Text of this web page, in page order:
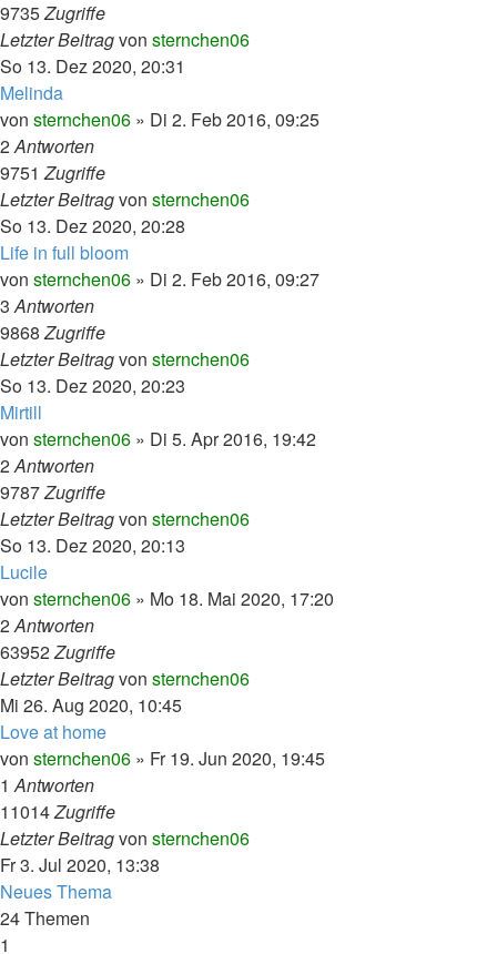
9735Zugriffe
Letzter Beitragvon sternchen06
So 13. Dez 2020, 20:31
Melinda
von sternchen06 » Di 2. Feb 2016, 09:25
2Antworten
9751Zugriffe
Letzter Beitragvon sternchen06
So 13. Dez 2020, 20:28
Life in full bloom
von sternchen06 » Di 2. Feb 2016, 09:27
3Antworten
9868Zugriffe
Letzter Beitragvon sternchen06
So 13. Dez 2020, 20:23
Mirtill
von sternchen06 » Di 5. Apr 2016, 19:42
2Antworten
9787Zugriffe
Letzter Beitragvon sternchen06
So 13. Dez 2020, 20:13
Lucile
von sternchen06 » Mo 18. Mai 2020, 17:20
2Antworten
63952Zugriffe
Letzter Beitragvon sternchen06
Mi 26. Aug 2020, 10:45
Love at home
von sternchen06 » Fr 19. Jun 2020, 19:45
1Antworten
11014Zugriffe
Letzter Beitragvon sternchen06
Fr 3. Jul 2020, 13:38
Neues Thema
24 Themen
1